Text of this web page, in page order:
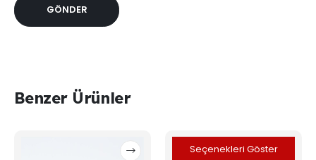
Benzer Ürünler
Seçenekleri Göster